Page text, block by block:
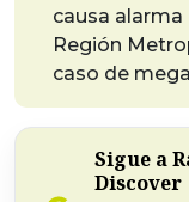
causa alarma
Región
caso de
Sigue a
Discover